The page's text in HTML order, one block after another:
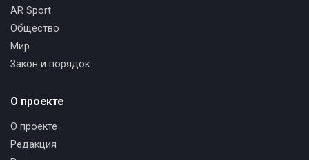
AR Sport
Общество
Мир
Закон и порядок
О проекте
О проекте
Редакция